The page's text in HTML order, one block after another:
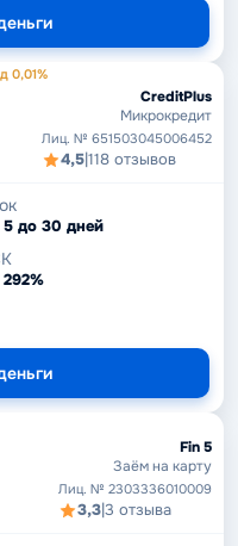
0,01%
CreditPlus
Микрокредит
Лиц. № 651503045006452
4,5|118 отзывов
до 30 дней
Fin 5
Заём на карту
Лиц. № 2303336010009
3,3|3 отзыва